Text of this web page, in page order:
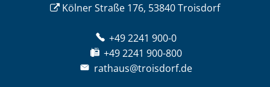
Kölner Straße 176, 53840 Troisdorf
+49 2241 900-0
+49 2241 900-800
rathaus@troisdorf.de